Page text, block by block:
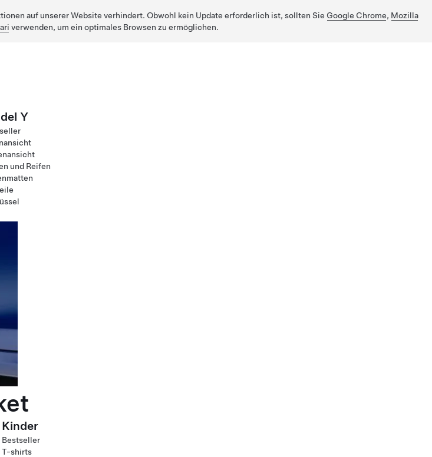
auf unserer Website verhindert. Obwohl kein Update erforderlich ist, sollten Sie Google Chrome, Mozilla
verwenden, um ein optimales Browsen zu ermöglichen.
Y
und Reifen
Kinder
Bestseller
T-shirts